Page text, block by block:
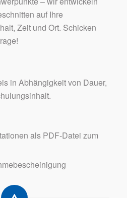
auf Ihre
Zeit und Ort. Schicken
in Abhängigkeit von Dauer,
als PDF-Datei zum